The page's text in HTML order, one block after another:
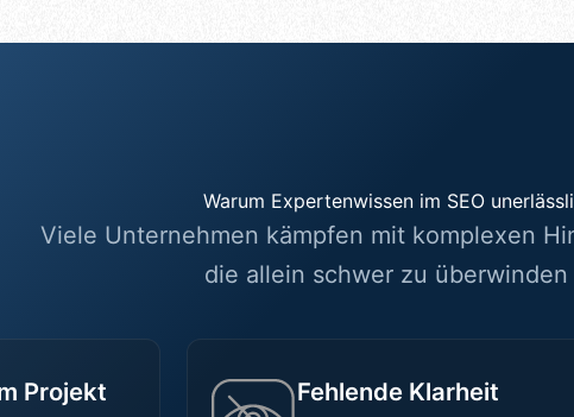
Warum Expertenwissen im SEO
Viele Unternehmen kämpfen mit komplexen
die allein schwer zu überwinden
Projekt Fehlende Klarheit